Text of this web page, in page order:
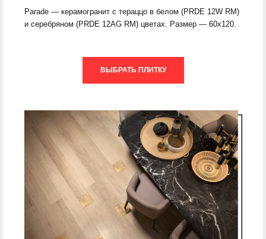
Parade — керамогранит с тераццо в белом (PRDE 12W RM)
и серебряном (PRDE 12AG RM) цветах. Размер — 60х120.
ВЫБРАТЬ ПЛИТКУ